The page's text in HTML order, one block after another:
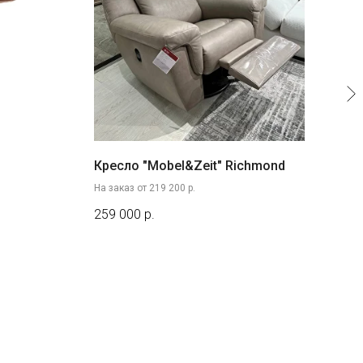
Кресло "Mobel&Zeit" Richmond
На заказ от 219 200 р.
259 000 р.